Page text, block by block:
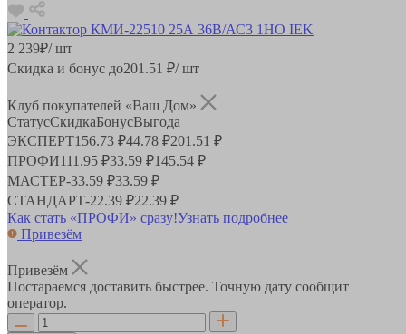
2 239₽/ шт
Скидка и бонус до201.51 ₽/ шт
Клуб покупателей «Ваш Дом»
СтатусСкидкаБонусВыгода
ЭКСПЕРТ156.73 ₽44.78 ₽201.51 ₽
ПРОФИ111.95 ₽33.59 ₽145.54 ₽
МАСТЕР-33.59 ₽33.59 ₽
СТАНДАРТ-22.39 ₽22.39 ₽
Как стать «ПРОФИ» сразу!Узнать подробнее
Привезём
Привезём
Постараемся доставить быстрее. Точную дату сообщит
оператор.